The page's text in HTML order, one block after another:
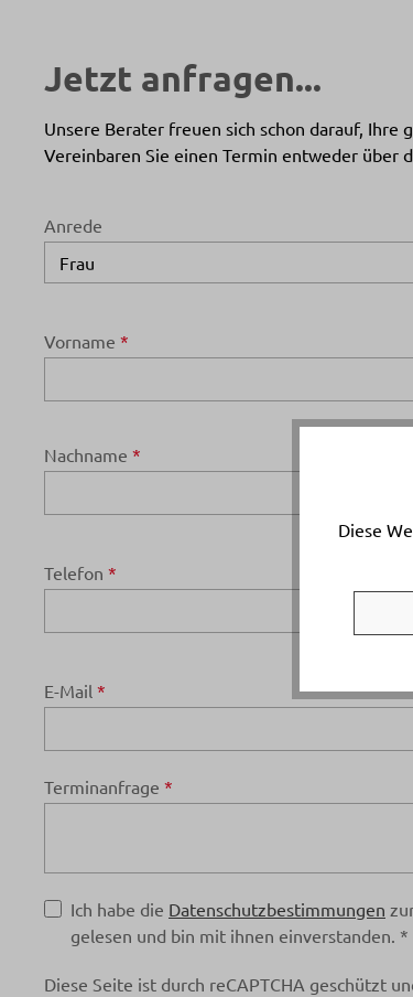
Jetzt anfragen...
Unsere Berater freuen sich schon darauf,
Vereinbaren Sie einen Termin entweder über
Anrede
Vorname *
Nachname *
Telefon *
E-Mail *
Terminanfrage *
Ich habe die Datenschutzbestimmungen
gelesen und bin mit ihnen einverstanden. *
Diese Seite ist durch reCAPTCHA geschützt
Diese